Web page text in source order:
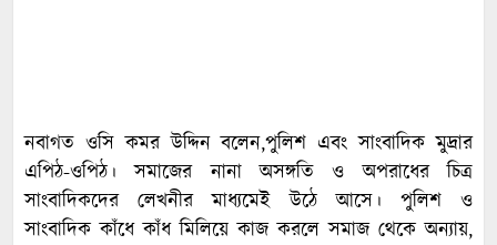
নবাগত ওসি কমর উদ্দিন বলেন,পুলিশ এবং সাংবাদিক মুদ্রার
এপিঠ-ওপিঠ। সমাজের নানা অসঙ্গতি ও অপরাধের চিত্র
সাংবাদিকদের লেখনীর মাধ্যমেই উঠে আসে। পুলিশ ও
সাংবাদিক কাঁধে কাঁধ মিলিয়ে কাজ করলে সমাজ থেকে অন্যায়,